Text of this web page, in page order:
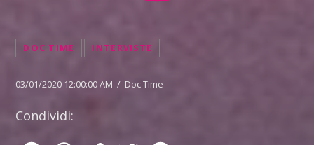
DOC TIME INTERVISTE
03/01/2020 12:00:00 AM / Doc Time
Condividi: